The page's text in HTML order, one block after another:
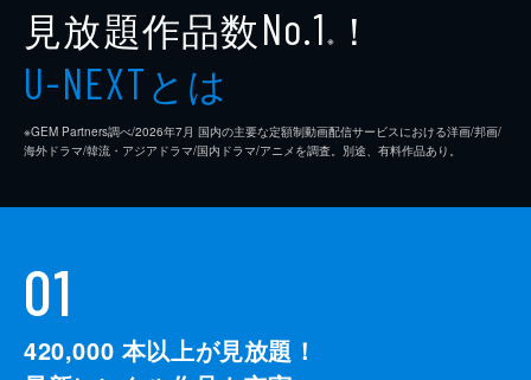
見放題作品数No.1 ※ ！
U-NEXTとは
※GEM Partners調べ/2026年7⽉ 国内の主要な定額制動画配信サービスにおける洋画/邦画/
海外ドラマ/韓流・アジアドラマ/国内ドラマ/アニメを調査。別途、有料作品あり。
01
420,000 本以上が見放題！